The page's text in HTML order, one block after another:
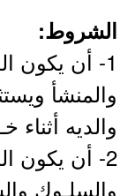
الشروط:
1- أن يكون
والمنشأ
والديه
2- أن يكون
والسلـوك